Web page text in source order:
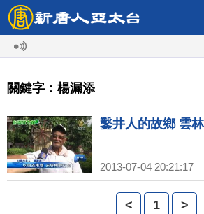
關鍵字：楊漏添
鑿井人的故鄉 雲
2013-07-04 20:21:17
< 1 >